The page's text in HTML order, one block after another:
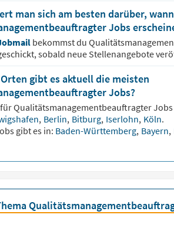
man sich am besten darüber,
Jobs
bekommst du
sobald neue Stellenangebote
gibt es aktuell die meisten
Jobs?
Qualitätsmanagementbeauftragter
, Berlin, Bitburg, Iserlohn, Köln.
gibt es in: Baden-Württemberg, Bayern,